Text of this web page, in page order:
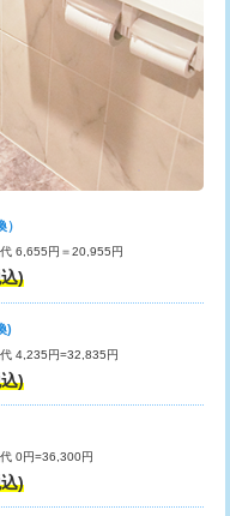
6,655円＝20,955円
)
)
4,235円=32,835円
)
0円=36,300円
)